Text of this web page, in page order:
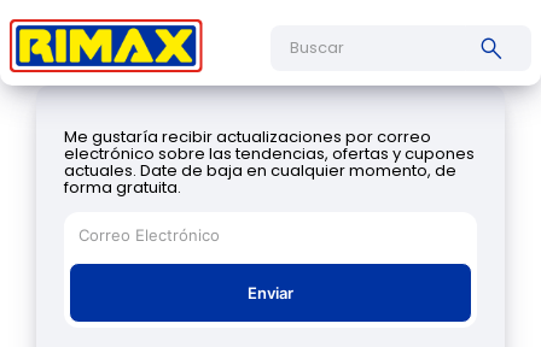
Me gustaría recibir actualizaciones por correo
electrónico sobre las tendencias, ofertas y cupones
actuales. Date de baja en cualquier momento, de
forma gratuita.
Enviar